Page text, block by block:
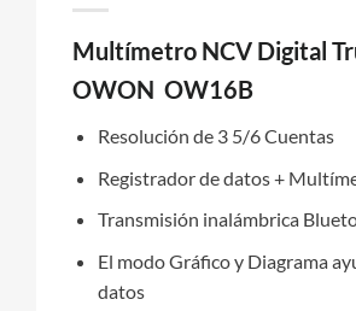
Multímetro NCV Digital
OWON OW16B
Resolución de 3 5/6 Cuentas
Registrador de datos +
Transmisión inalámbrica
El modo Gráfico y Diagrama
datos